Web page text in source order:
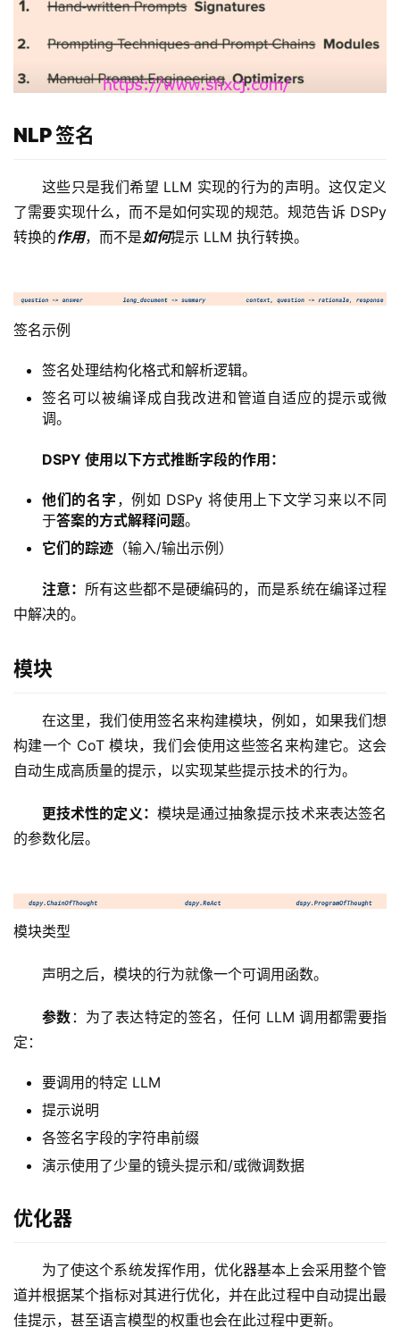
NLP 签名
这些只是我们希望 LLM 实现的行为的声明。这仅定义
了需要实现什么，而不是如何实现的规范。规范告诉 DSPy
转换的作用，而不是如何提示 LLM 执行转换。
签名示例
签名处理结构化格式和解析逻辑。
签名可以被编译成自我改进和管道自适应的提示或微
调。
DSPY 使用以下方式推断字段的作用：
他们的名字 ，例如 DSPy 将使用上下文学习来以不同
于答案的方式解释问题。
它们的踪迹 （输入/输出示例）
注意： 所有这些都不是硬编码的，而是系统在编译过程
中解决的。
模块
在这里，我们使用签名来构建模块，例如，如果我们想
构建一个 CoT 模块，我们会使用这些签名来构建它。这会
自动生成高质量的提示，以实现某些提示技术的行为。
更技术性的定义： 模块是通过抽象提示技术来表达签名
的参数化层。
模块类型
声明之后，模块的行为就像一个可调用函数。
参数 ：为了表达特定的签名，任何 LLM 调用都需要指
定：
要调用的特定 LLM
提示说明
各签名字段的字符串前缀
演示使用了少量的镜头提示和/或微调数据
优化器
为了使这个系统发挥作用，优化器基本上会采用整个管
道并根据某个指标对其进行优化，并在此过程中自动提出最
佳提示，甚至语言模型的权重也会在此过程中更新。